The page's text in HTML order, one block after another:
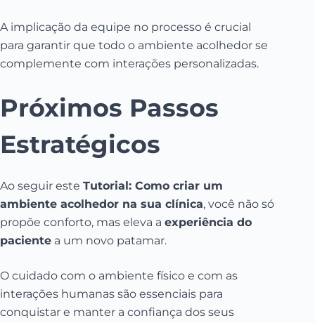
A implicação da equipe no processo é crucial
para garantir que todo o ambiente acolhedor se
complemente com interações personalizadas.
Próximos Passos
Estratégicos
Ao seguir este Tutorial: Como criar um
ambiente acolhedor na sua clínica, você não só
propõe conforto, mas eleva a experiência do
paciente a um novo patamar.
O cuidado com o ambiente físico e com as
interações humanas são essenciais para
conquistar e manter a confiança dos seus